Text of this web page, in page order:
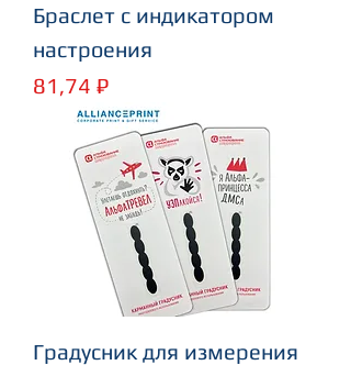
Браслет с индикатором
настроения
Цена
81,74 ₽
Градусник для измерения